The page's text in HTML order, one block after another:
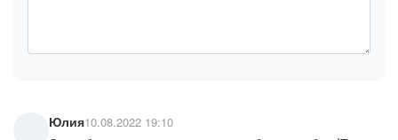
Юлия10.08.2022 19:10